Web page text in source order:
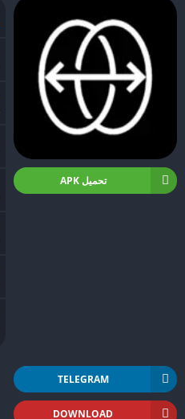
تحميل APK
TELEGRAM
DOWNLOAD